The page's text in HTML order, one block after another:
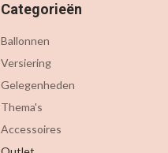
Categorieën
Ballonnen
Versiering
Gelegenheden
Thema's
Accessoires